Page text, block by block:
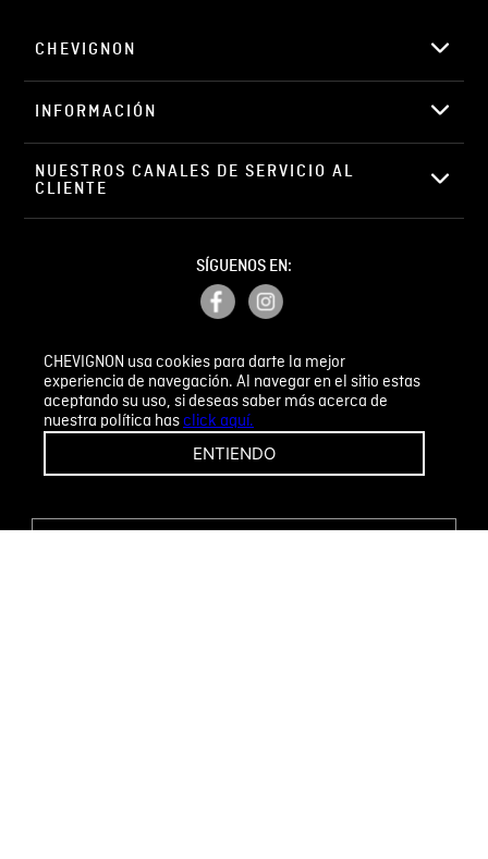
CHEVIGNON usa cookies para darte la mejor
experiencia de navegación. Al navegar en el sitio estas
aceptando su uso, si deseas saber más acerca de
nuestra política hasclick aquí.
ENTIENDO
ENVIAR COMENTARIO
CHEVIGNON
INFORMACIÓN
NUESTROS CANALES DE SERVICIO AL
CLIENTE
SÍGUENOS EN:
PETICIONES, QUEJAS Y RECLAMOS
¡CAMBIOS Y DEVOLUCIONES FÁCILES!